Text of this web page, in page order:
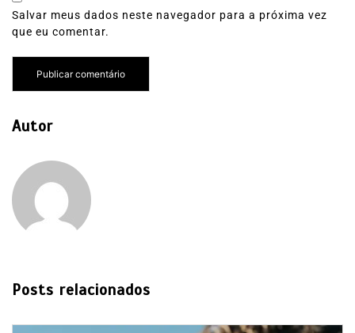
Salvar meus dados neste navegador para a próxima vez
que eu comentar.
Autor
Posts relacionados